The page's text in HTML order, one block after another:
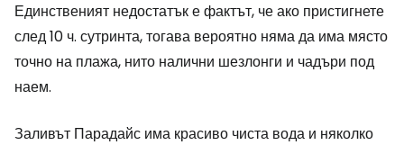
Единственият недостатък е фактът, че ако пристигнете
след 10 ч. сутринта, тогава вероятно няма да има място
точно на плажа, нито налични шезлонги и чадъри под
наем.
Заливът Парадайс има красиво чиста вода и няколко